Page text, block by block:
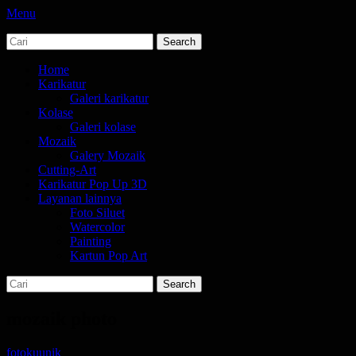
Menu
jasa karikatur dan mozaik
tempat bikin karikatur Jakarta
Search
for:
Primary
Menu
Home
Karikatur
Galeri karikatur
Kolase
Galeri kolase
Mozaik
Galery Mozaik
Cutting-Art
Karikatur Pop Up 3D
Layanan lainnya
Foto Siluet
Watercolor
Painting
Kartun Pop Art
Search
Search
for:
Posted
Author
fotokuunik